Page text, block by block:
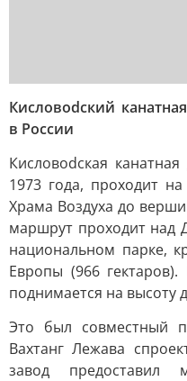
Кисловodский
в России
Кисловodская
1973 года, проходит
Храма Воздуха до
маршрут проходит над
национальном парке,
Европы (966
поднимается на высоту
Это был совместный
Вахтанг Лежава
завод предоставил